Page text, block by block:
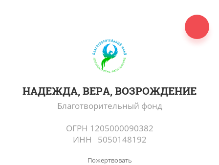
НАДЕЖДА, ВЕРА, ВОЗРОЖДЕНИЕ
Благотворительный фонд
ОГРН 1205000090382
ИНН 5050148192
Пожертвовать